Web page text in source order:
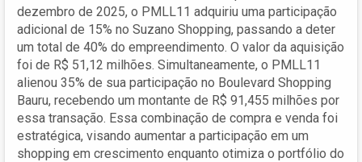
dezembro de 2025, o PMLL11 adquiriu uma participação
adicional de 15% no Suzano Shopping, passando a deter
um total de 40% do empreendimento. O valor da aquisição
foi de R$ 51,12 milhões. Simultaneamente, o PMLL11
alienou 35% de sua participação no Boulevard Shopping
Bauru, recebendo um montante de R$ 91,455 milhões por
essa transação. Essa combinação de compra e venda foi
estratégica, visando aumentar a participação em um
shopping em crescimento enquanto otimiza o portfólio do